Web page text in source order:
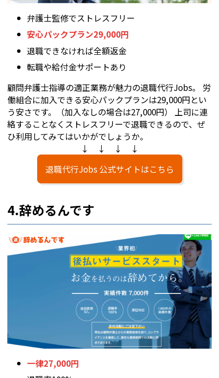
弁護士監修でストレスフリー
安心パックプラン29,000円
退職できなければ全額返金
転職や給付金サポートあり
顧問弁護士指導の適正業務が魅力の退職代行Jobs。 労
働組合に加入できる安心パックプランは29,000円とい
う安さです。（加入なしの場合は27,000円） 上司に連
絡することなくストレスフリーで退職できるので、ぜ
ひ利用してみてはいかがでしょうか。
↓ ↓ ↓ ↓
退職代行Jobs 公式サイトはこちら
4.辞めるんです
一律27,000円